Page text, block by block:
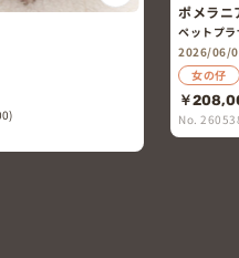
ポメラ
ペットプ
2026/06/
女の仔
￥
No.